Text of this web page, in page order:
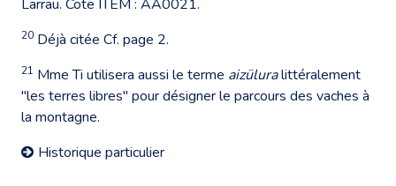
Larrau. Cote ITEM : AA0021.
20 Déjà citée Cf. page 2.
21 Mme Ti utilisera aussi le terme aizüluralittéralement
"les terres libres" pour désigner le parcours des vaches à
la montagne.
Historique particulier